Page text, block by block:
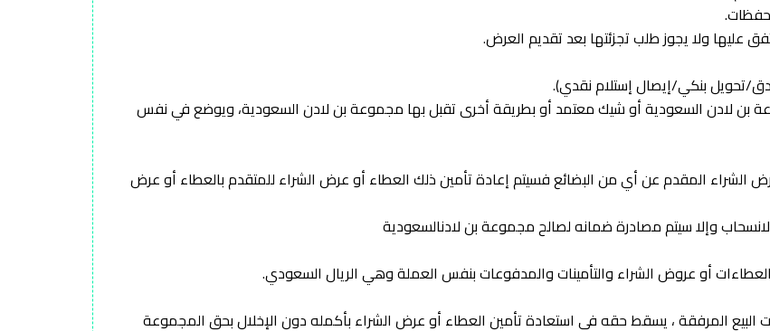
بن لادن السعودية أو شيك معتمد أو بطريقة أخرى تقبل بها مجموعة بن لادن السعودية، ويوضع في نفس
الشراء المقدم عن أي من البضائع فسيتم إعادة تأمين ذلك العطاء أو عرض الشراء للمتقدم بالعطاء أو عرض
البيع المرفقة ، يسقط حقه في استعادة تأمين العطاء أو عرض الشراء بأكمله دون الإخلال بحق المجموعة